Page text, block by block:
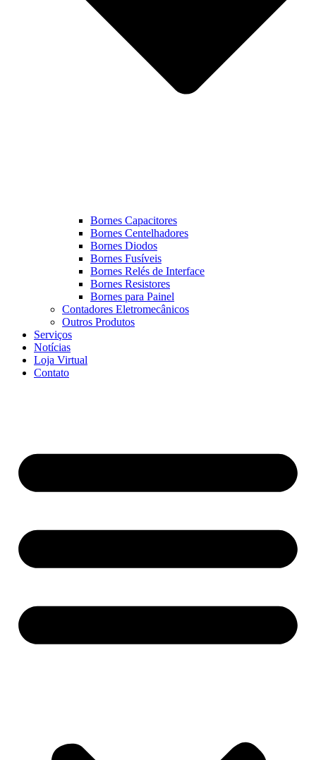
Bornes Capacitores
Bornes Centelhadores
Bornes Diodos
Bornes Fusíveis
Bornes Relés de Interface
Bornes Resistores
Bornes para Painel
Contadores Eletromecânicos
Outros Produtos
Serviços
Notícias
Loja Virtual
Contato